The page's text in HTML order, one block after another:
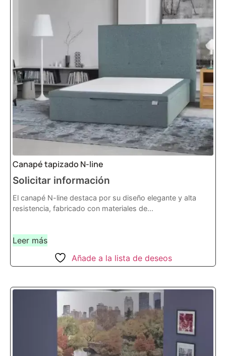
Canapé tapizado N-line
Solicitar información
El canapé N-line destaca por su diseño elegante y alta
resistencia, fabricado con materiales de...
Leer más
Añade a la lista de deseos